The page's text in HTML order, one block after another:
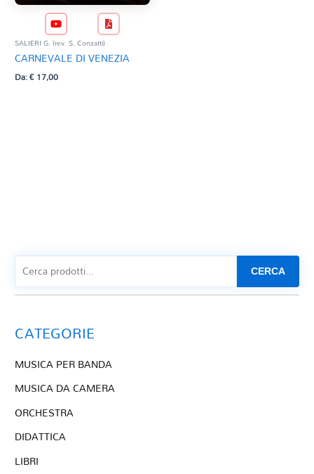
SALIERI G. (rev. S. Conzatti)
CARNEVALE DI VENEZIA
Da:€17,00
CERCA
CATEGORIE
MUSICA PER BANDA
MUSICA DA CAMERA
ORCHESTRA
DIDATTICA
LIBRI